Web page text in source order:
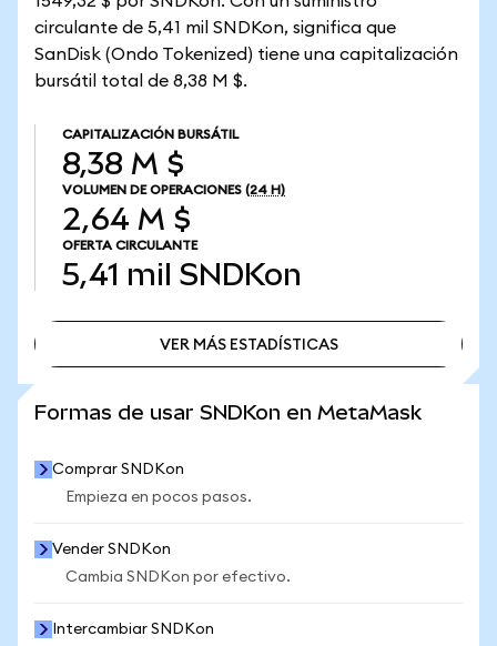
circulante de 5,41 mil SNDKon, significa que
SanDisk (Ondo Tokenized) tiene una capitalización
bursátil total de 8,38 M $.
CAPITALIZACIÓN BURSÁTIL
8,38 M $
VOLUMEN DE OPERACIONES (24 H)
2,64 M $
OFERTA CIRCULANTE
5,41 mil SNDKon
VER MÁS ESTADÍSTICAS
Formas de usar SNDKon en MetaMask
Comprar SNDKon
Empieza en pocos pasos.
Vender SNDKon
Cambia SNDKon por efectivo.
Intercambiar SNDKon